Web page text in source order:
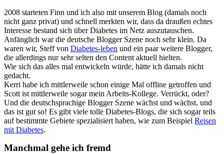
2008 starteten Finn und ich also mit unserem Blog (damals noch
nicht ganz privat) und schnell merkten wir, dass da draußen echtes
Interesse bestand sich über Diabetes im Netz auszutauschen.
Anfänglich war die deutsche Blogger Szene noch sehr klein. Da
waren wir, Steff von Diabetes-leben und ein paar weitere Blogger,
die allerdings nur sehr selten den Content aktuell hielten.
Wie sich das alles mal entwickeln würde, hätte ich damals nicht
gedacht.
Kerri habe ich mittlerweile schon einige Mal offline getroffen und
Scott ist mittlerweile sogar mein Arbeits-Kollege. Verrückt, oder?
Und die deutschsprachige Blogger Szene wächst und wächst, und
das ist gut so! Es gibt viele tolle Diabetes-Blogs, die sich sogar teils
auf bestimmte Gebiete spezialisiert haben, wie zum Beispiel Reisen
mit Diabetes.
Manchmal gehe ich fremd